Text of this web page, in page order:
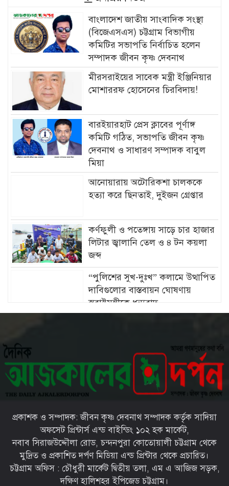
বাংলাদেশ জাতীয় সাংবাদিক সংস্থা
(বিজেএসএস) চট্টগ্রাম বিভাগীয়
কমিটির সভাপতি নির্বাচিত হলেন
সম্পাদক জীবন কৃষ্ণ দেবনাথ
মীরসরাইয়ের সাবেক মন্ত্রী ইঞ্জিনিয়ার
মোশাররফ হোসেনের চিরবিদায়!
বারইয়ারহাট প্রেস ক্লাবের পূর্ণাঙ্গ
কমিটি গঠিত, সভাপতি জীবন কৃষ্ণ
দেবনাথ ও সাধারণ সম্পাদক বাবুল
মিয়া
আনোয়ারায় অটোরিকশা চালককে
হত্যা করে ছিনতাই, দুইজন গ্রেপ্তার
কর্ণফুলী ও পতেঙ্গায় সাড়ে চার হাজার
লিটার জ্বালানি তেল ও ৪ টন কয়লা
জব্দ
“পুলিশের সুখ-দুঃখ” কলামে উত্থাপিত
দাবিগুলোর বাস্তবায়ন ঘোষণায়
স্বরাষ্ট্রমন্ত্রীকে ধন্যবাদ
কন্যার বিবাহোত্তর অনুষ্ঠান সম্পন্ন
চট্টগ্রামের ইপিজেডে প্রকাশ্যে খোলা
বাজারে বিক্রি হচ্ছে মৃত দুর্গন্ধযুক্ত পচাঁ
মুরগি—প্রশাসনের নজরদারি জরুরী
চট্টগ্রামের মীরসরাইয়ে সড়ক দুর্ঘটনায়
দু’পা হারালো সাংবাদিক আবদুল
মান্নান রানা
সারা দেশে বৃক্ষরোপণ কর্মসূচি
প্রকাশক ও সম্পাদক: জীবন কৃষ্ণ দেবনাথ সম্পাদক কর্তৃক সাদিয়া
অফসেট প্রিন্টার্স এন্ড বাইন্ডিং ১০২ হক মার্কেট,
নবাব সিরাজউদ্দৌলা রোড, চন্দনপুরা কোতোয়ালী চট্টগ্রাম থেকে
মুদ্রিত ও প্রকাশিত দর্পণ মিডিয়া এন্ড প্রিন্টার থেকে প্রচারিত।
চট্টগ্রাম অফিস : চৌধুরী মার্কেট দ্বিতীয় তলা, এম এ আজিজ সড়ক,
দক্ষিণ হালিশহর ইপিজেড চট্টগ্রাম।